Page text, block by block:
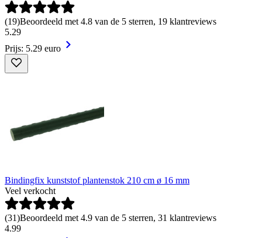
(19)Beoordeeld met 4.8 van de 5 sterren, 19 klantreviews
5.29
Prijs: 5.29 euro
Bindingfix kunststof plantenstok 210 cm ø 16 mm
Veel verkocht
(31)Beoordeeld met 4.9 van de 5 sterren, 31 klantreviews
4.99